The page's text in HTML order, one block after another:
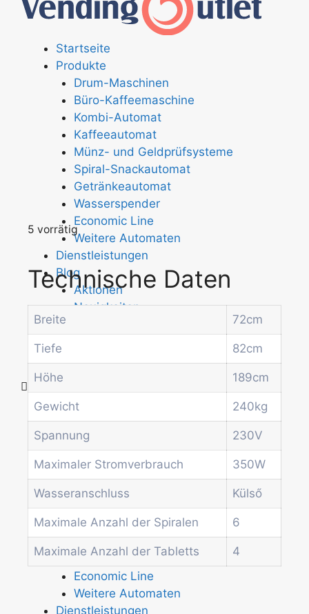
Startseite
Produkte
Drum-Maschinen
Büro-Kaffeemaschine
Kombi-Automat
Kaffeeautomat
Münz- und Geldprüfsysteme
Spiral-Snackautomat
Getränkeautomat
Wasserspender
Economic Line
Weitere Automaten
Dienstleistungen
Blog
Aktionen
Neuigkeiten
Kontakt
Startseite
Produkte
Drum-Maschinen
Kombi-Automat
Kaffeeautomat
Münz- und Geldprüfsysteme
Spiral-Snackautomat
Getränkeautomat
Wasserspender
Economic Line
Weitere Automaten
Dienstleistungen
5 vorrätig
Technische Daten
Breite 72cm
Tiefe 82cm
Höhe 189cm
Gewicht 240kg
Spannung 230V
Maximaler Stromverbrauch 350W
Wasseranschluss Külső
Maximale Anzahl der Spiralen 6
Maximale Anzahl der Tabletts 4